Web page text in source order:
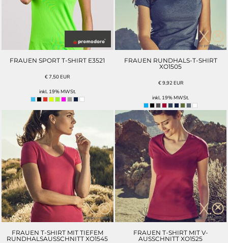
FRAUEN SPORT T-SHIRT E3521
€7,50EUR
inkl. 19% MWSt.
FRAUEN RUNDHALS-T-SHIRT
XO1505
€9,92EUR
inkl. 19% MWSt.
FRAUEN T-SHIRT MIT TIEFEM
RUNDHALSAUSSCHNITT XO1545
FRAUEN T-SHIRT MIT V-
AUSSCHNITT XO1525